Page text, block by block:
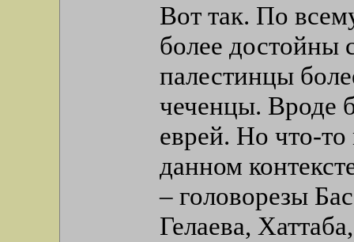
Вот так. По
более достойны
палестинцы
чеченцы. Вроде
еврей. Но что-то
данном
– головорезы
Гелаева,